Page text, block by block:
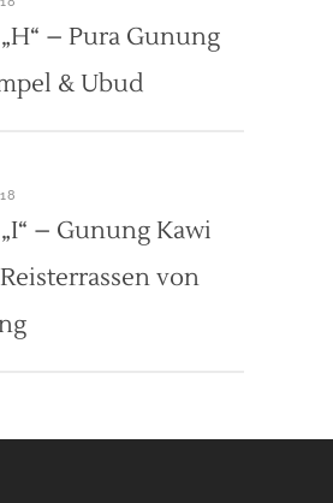
– Pura Gunung
& Ubud
– Gunung Kawi
von